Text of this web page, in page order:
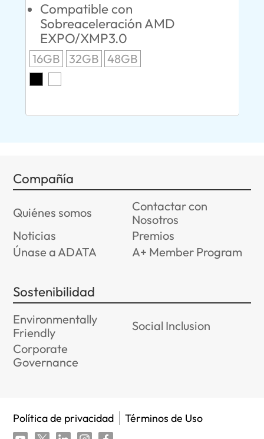
Compatible con
Sobreaceleración AMD
EXPO/XMP3.0
16GB 32GB 48GB
Compañía
Quiénes somos
Contactar con
Nosotros
Noticias
Premios
Únase a ADATA
A+ Member Program
Sostenibilidad
Environmentally
Friendly
Social Inclusion
Corporate
Governance
Política de privacidad Términos de Uso